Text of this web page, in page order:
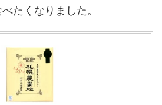
たくなりました。